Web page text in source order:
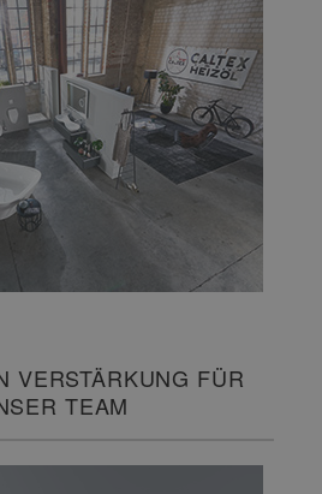
VERSTÄRKUNG FÜR
TEAM